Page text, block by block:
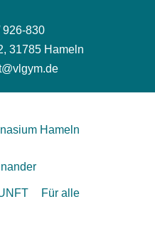
926-830
31785 Hameln
Für alle